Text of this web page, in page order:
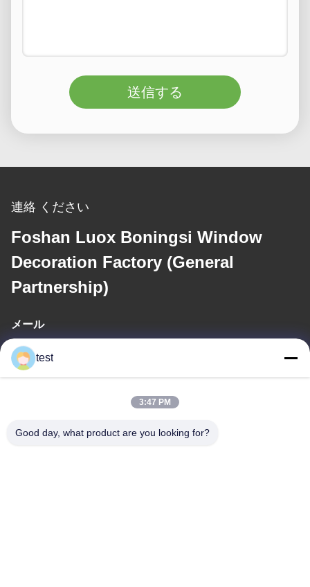
送信する
連絡 ください
Foshan Luox Boningsi Window
Decoration Factory (General
Partnership)
メール
test@test.com
アドレス
test
3:47 PM
Good day, what product are you looking for?